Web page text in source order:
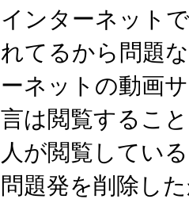
インターネット
れてるから問題
ーネットの動画
言は閲覧するこ
人が閲覧してい
問題発を削除し